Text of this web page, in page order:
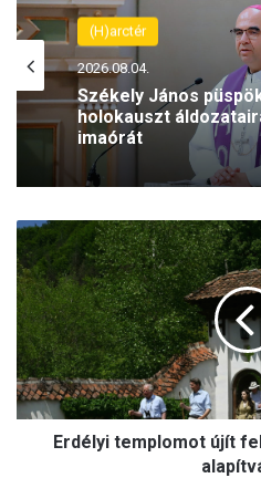
(H)arctér
2026.08.04.
Székely János
holokauszt
imaórát
E
r
d
é
l
y
i
t
e
Erdélyi templomot újít